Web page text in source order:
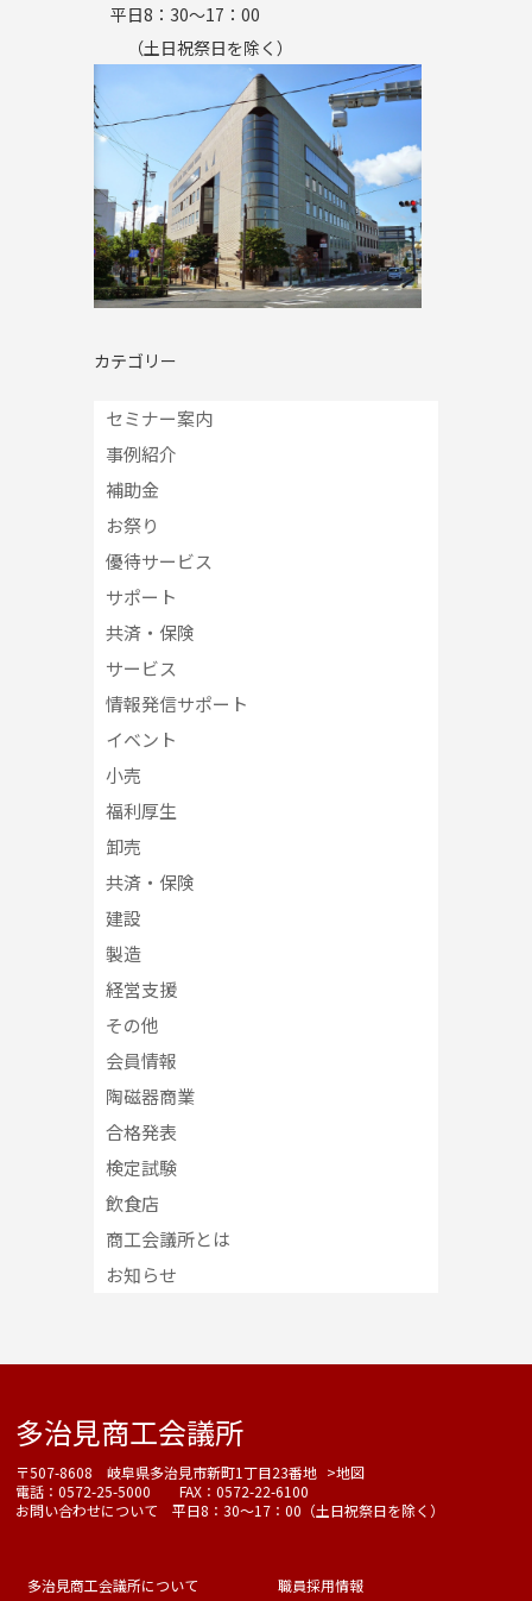
平日8：30～17：00
（土日祝祭日を除く）
カテゴリー
セミナー案内
事例紹介
補助金
お祭り
優待サービス
サポート
共済・保険
サービス
情報発信サポート
イベント
小売
福利厚生
卸売
共済・保険
建設
製造
経営支援
その他
会員情報
陶磁器商業
合格発表
検定試験
飲食店
商工会議所とは
お知らせ
多治見商工会議所
〒507-8608 岐阜県多治見市新町1丁目23番地 >地図
電話：0572-25-5000 FAX：0572-22-6100
お問い合わせについて 平日8：30～17：00（土日祝祭日を除く）
多治見商工会議所について
職員採用情報